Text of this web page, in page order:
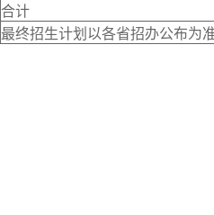
合计
最终招生计划以各省招办公布为